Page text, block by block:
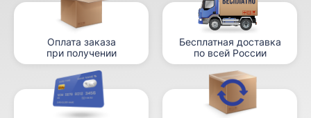
Оплата заказа
при получении
Бесплатная доставка
по всей России